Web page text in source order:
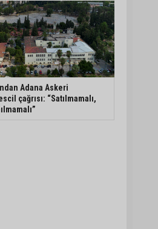
Adana Askeri
çağrısı: “Satılmamalı,